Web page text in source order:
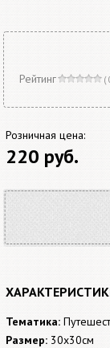
Рейтинг (
Розничная цена:
220 руб.
Тематика:
Размер: 30x30см